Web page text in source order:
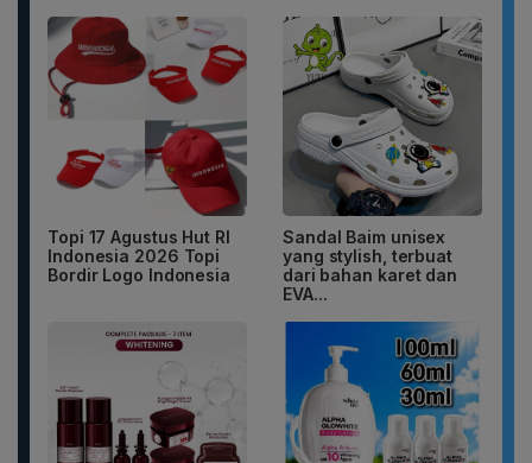
Topi 17 Agustus Hut RI
Indonesia 2026 Topi
Bordir Logo Indonesia
Sandal Baim unisex
yang stylish, terbuat
dari bahan karet dan
EVA...